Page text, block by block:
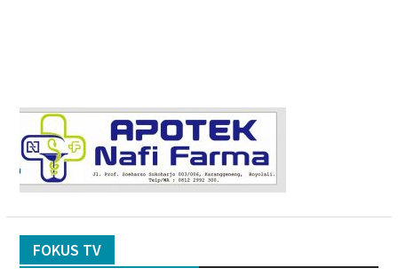
FOKUS TV